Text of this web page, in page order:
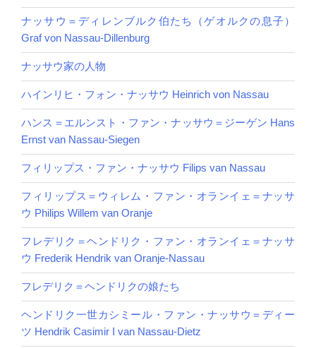
ナッサウ＝ディレンブルク伯たち（ゲオルクの息子）
Graf von Nassau-Dillenburg
ナッサウ家の人物
ハインリヒ・フォン・ナッサウ Heinrich von Nassau
ハンス＝エルンスト・ファン・ナッサウ＝ジーゲン Hans
Ernst van Nassau-Siegen
フィリップス・ファン・ナッサウ Filips van Nassau
フィリップス＝ウィレム・ファン・オランイェ＝ナッサ
ウ Philips Willem van Oranje
フレデリク＝ヘンドリク・ファン・オランイェ＝ナッサ
ウ Frederik Hendrik van Oranje-Nassau
フレデリク＝ヘンドリクの娘たち
ヘンドリク一世カシミール・ファン・ナッサウ＝ディー
ツ Hendrik Casimir I van Nassau-Dietz